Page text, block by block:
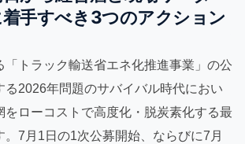
手すべき3つのアクション
「トラック輸送省エネ化推進事業」の公
る2026年問題のサバイバル時代におい
をローコストで高度化・脱炭素化する最
。7月1日の1次公募開始、ならびに7月